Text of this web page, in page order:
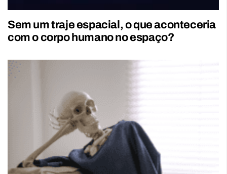
Sem um traje espacial, o que aconteceria
com o corpo humano no espaço?